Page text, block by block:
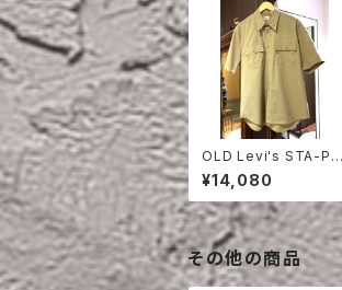
OLD Levi's STA-PR
EST HALF SLEEVE S
HIRT
¥14,080
その他の商品